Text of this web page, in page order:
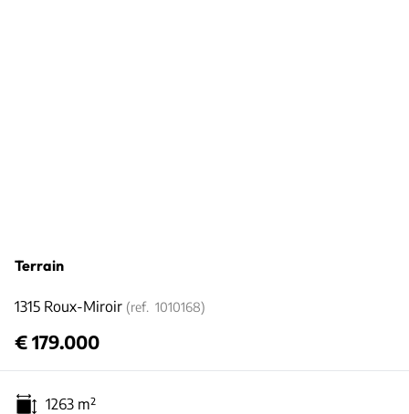
Terrain
1315 Roux-Miroir (ref. 1010168)
€ 179.000
1263 m²